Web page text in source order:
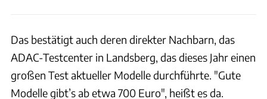
Das bestätigt auch deren direkter Nachbarn, das
ADAC-Testcenter in Landsberg, das dieses Jahr einen
großen Test aktueller Modelle durchführte. "Gute
Modelle gibt’s ab etwa 700 Euro", heißt es da.